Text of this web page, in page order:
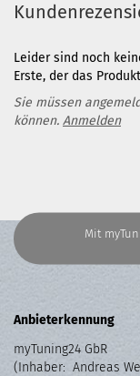
Leider sind noch
Erste, der das
Sie müssen
können. Anmelden
Mit
Anbieterkennung
myTuning24 GbR
(Inhaber: Andreas